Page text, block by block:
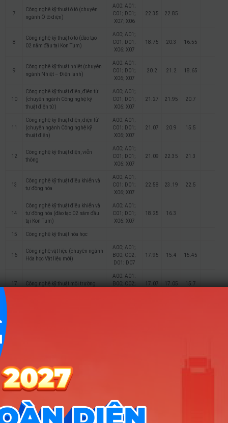
7
Công nghệ kỹ thuật ô tô (chuyên
ngành Ô tô điện)
A00; A01;
C01; D01;
X07; X06
22.35 22.85
8
Công nghệ kỹ thuật ô tô (đào tạo
02 năm đầu tại Kon Tum)
A00; A01;
C01; D01;
X06; X07
18.75 20.3 16.55
9
Công nghệ kỹ thuật nhiệt (chuyên
ngành Nhiệt – Điện lạnh)
A00; A01;
C01; D01;
X06; X07
20.2 21.2 18.65
10
Công nghệ kỹ thuật điện, điện tử
(chuyên ngành Công nghệ kỹ
thuật điện tử)
A00; A01;
C01; D01;
X06; X07
21.27 21.95 20.7
11
Công nghệ kỹ thuật điện, điện tử
(chuyên ngành Công nghệ kỹ
thuật điện)
A00; A01;
C01; D01;
X06; X07
21.07 20.9 15.5
12
Công nghệ kỹ thuật điện, viễn
thông
A00; A01;
C01; D01;
X06; X07
21.09 22.35 21.3
13
Công nghệ kỹ thuật điều khiển và
tự động hóa
A00; A01;
C01; D01;
X06; X07
22.58 23.19 22.5
14
Công nghệ kỹ thuật điều khiển và
tự động hóa (đào tạo 02 năm đầu
tại Kon Tum)
A00; A01;
C01; D01;
X06; X07
18.25 16.3
15 Công nghệ kỹ thuật hóa học
16
Công nghệ vật liệu (chuyên ngành
Hóa học Vật liệu mới)
A00; A01;
B00; C02;
D01; D07
17.95 15.4 15.45
17 Công nghệ kỹ thuật môi trường
A00; A01;
B00; C02;
17.07 17.05 15.7
20
Kỹ thuật cơ sở hạ tầng (chuyên
ngành Xây dựng hạ tầng đô thị)
STT Tên ngành Tổ hợp